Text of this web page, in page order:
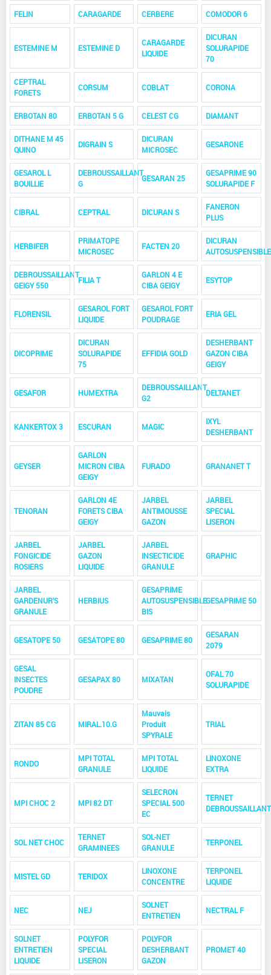
FELIN CARAGARDE CERBERE COMODOR 6
ESTEMINE M ESTEMINE D
CARAGARDE
LIQUIDE
DICURAN
SOLURAPIDE
70
CEPTRAL
FORETS
CORSUM COBLAT CORONA
ERBOTAN 80 ERBOTAN 5 G CELEST CG DIAMANT
DITHANE M 45
QUINO
DIGRAIN S
DICURAN
MICROSEC
GESARONE
GESAROL L
BOUILLIE
DEBROUSSAILLANT
G
GESARAN 25
GESAPRIME 90
SOLURAPIDE F
CIBRAL CEPTRAL DICURAN S
FANERON
PLUS
HERBIFER
PRIMATOPE
MICROSEC
FACTEN 20
DICURAN
AUTOSUSPENSIBLE
DEBROUSSAILLANT
GEIGY 550
FILIA T
GARLON 4 E
CIBA GEIGY
ESYTOP
FLORENSIL
GESAROL FORT
LIQUIDE
GESAROL FORT
POUDRAGE
ERIA GEL
DICOPRIME
DICURAN
SOLURAPIDE
75
EFFIDIA GOLD
DESHERBANT
GAZON CIBA
GEIGY
GESAFOR HUMEXTRA
DEBROUSSAILLANT
G2
DELTANET
KANKERTOX 3 ESCURAN MAGIC
IXYL
DESHERBANT
GEYSER
GARLON
MICRON CIBA
GEIGY
FURADO GRANANET T
TENORAN
GARLON 4E
FORETS CIBA
GEIGY
JARBEL
ANTIMOUSSE
GAZON
JARBEL
SPECIAL
LISERON
JARBEL
FONGICIDE
ROSIERS
JARBEL
GAZON
LIQUIDE
JARBEL
INSECTICIDE
GRANULE
GRAPHIC
JARBEL
GARDENUR'S
GRANULE
HERBIUS
GESAPRIME
AUTOSUSPENSIBLE
BIS
GESAPRIME 50
GESATOPE 50 GESATOPE 80 GESAPRIME 80
GESARAN
2079
GESAL
INSECTES
POUDRE
GESAPAX 80 MIXATAN
OFAL 70
SOLURAPIDE
ZITAN 85 CG MIRAL.10.G
Mauvais
Produit
SPYRALE
TRIAL
RONDO
MPI TOTAL
GRANULE
MPI TOTAL
LIQUIDE
LINOXONE
EXTRA
MPI CHOC 2 MPI 82 DT
SELECRON
SPECIAL 500
EC
TERNET
DEBROUSSAILLANT
SOL NET CHOC
TERNET
GRAMINEES
SOL-NET
GRANULE
TERPONEL
MISTEL GD TERIDOX
LINOXONE
CONCENTRE
TERPONEL
LIQUIDE
NEC NEJ
SOLNET
ENTRETIEN
NECTRAL F
SOLNET
ENTRETIEN
LIQUIDE
POLYFOR
SPECIAL
LISERON
POLYFOR
DESHERBANT
GAZON
PROMET 40